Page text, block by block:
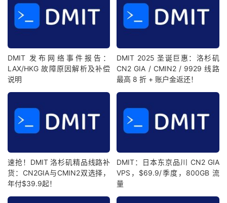
DMIT 发布网络事件报告：
LAX/HKG 故障原因解析及补偿
说明
DMIT 2025 圣诞巨惠：洛杉矶
CN2 GIA / CMIN2 / 9929 线路
最高 8 折 + 账户金返还！
速抢！DMIT 洛杉矶精品线路补
货：CN2GIA与CMIN2双选择，
年付$39.9起！
DMIT：日本东京品川 CN2 GIA
VPS，$69.9/季度，800GB 流
量